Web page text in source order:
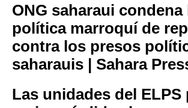
ONG saharaui condena
política marroquí de
contra los presos
saharauis | Sahara
Las unidades del ELPS